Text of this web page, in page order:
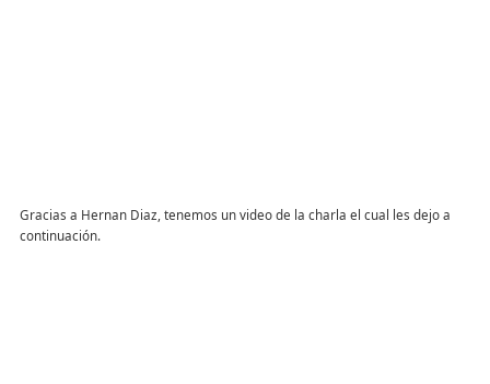
Gracias a Hernan Diaz, tenemos un video de la charla el cual les dejo a
continuación.